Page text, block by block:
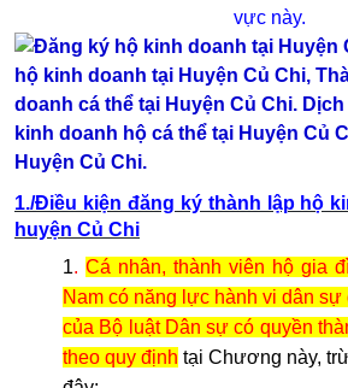
vực này.
1./Điều kiện đăng ký thành lập hộ
huyện Củ Chi
1. Cá nhân, thành viên hộ gia
Nam có năng lực hành vi dân sự
của Bộ luật Dân sự có quyền
theo quy định tại Chương này,